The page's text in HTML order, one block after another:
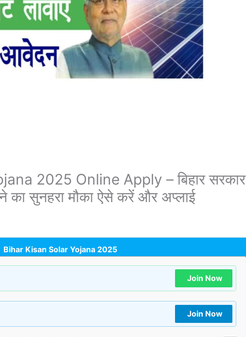
2025 Online Apply – बिहार सरकार
का सुनहरा मौका ऐसे करें और अप्लाई
Bihar Kisan Solar Yojana 2025
Join Now
Join Now